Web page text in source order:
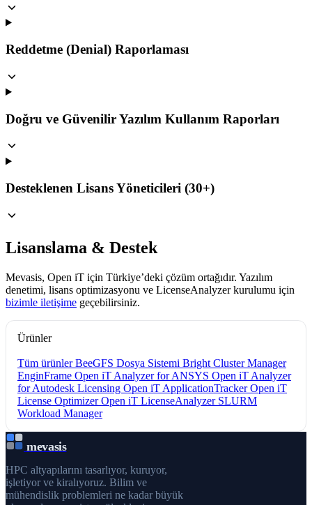
Ürünler
Tüm ürünlerBeeGFS Dosya Sistemi Bright Cluster Manager
EnginFrame Open iT Analyzer for ANSYS Open iT Analyzer
for Autodesk Licensing Open iT ApplicationTrackerOpen iT
License OptimizerOpen iT LicenseAnalyzer SLURM
Workload Manager
Reddetme (Denial) Raporlaması
Doğru ve Güvenilir Yazılım Kullanım Raporları
Desteklenen Lisans Yöneticileri (30+)
Lisanslama & Destek
Mevasis, Open iT için Türkiye’deki çözüm ortağıdır. Yazılım
denetimi, lisans optimizasyonu ve LicenseAnalyzer kurulumu için
bizimle iletişime geçebilirsiniz.
mevasis
HPC altyapılarını tasarlıyor, kuruyor,
işletiyor ve kiralıyoruz. Bilim ve
mühendislik problemleri ne kadar büyük